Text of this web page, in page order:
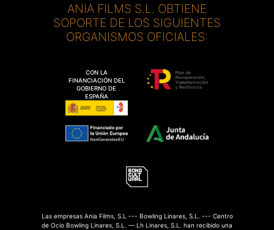
ANIA FILMS S.L. OBTIENE
SOPORTE DE LOS SIGUIENTES
ORGANISMOS OFICIALES:
CON LA
FINANCIACIÓN DEL
GOBIERNO DE
ESPAÑA
Las empresas Ania Films, S.L --- Bowling Linares, S.L. --- Centro
de Ocio Bowling Linares, S.L. — Lh Linares, S.L. han recibido una